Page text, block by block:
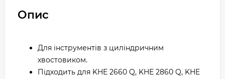
Опис
Для інструментів з циліндричним
хвостовиком.
Підходить для KHE 2660 Q, KHE 2860 Q, KHE